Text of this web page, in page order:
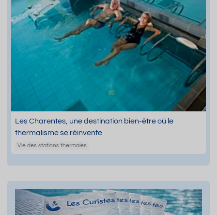
Les Charentes, une destination bien-être où le
thermalisme se réinvente
Vie des stations thermales